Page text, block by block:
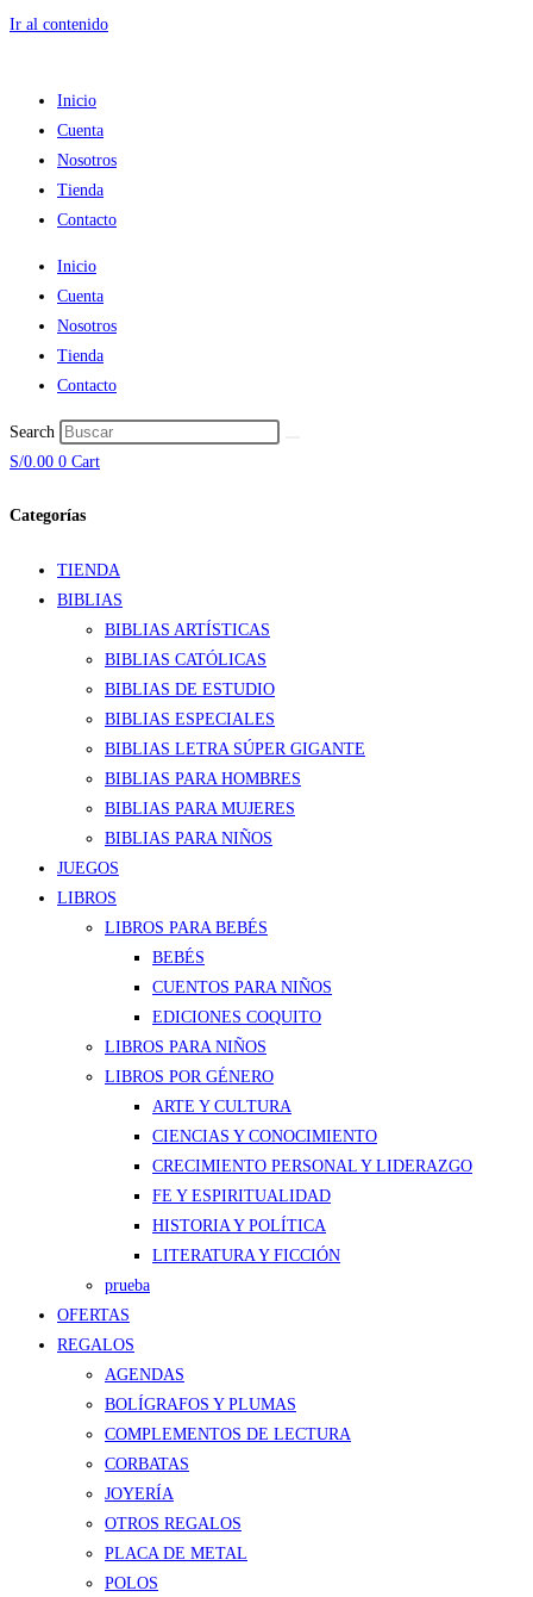
Ir al contenido
Inicio
Cuenta
Nosotros
Tienda
Contacto
Inicio
Cuenta
Nosotros
Tienda
Contacto
Search
S/0.00 0 Cart
Categorías
TIENDA
BIBLIAS
BIBLIAS ARTÍSTICAS
BIBLIAS CATÓLICAS
BIBLIAS DE ESTUDIO
BIBLIAS ESPECIALES
BIBLIAS LETRA SÚPER GIGANTE
BIBLIAS PARA HOMBRES
BIBLIAS PARA MUJERES
BIBLIAS PARA NIÑOS
JUEGOS
LIBROS
LIBROS PARA BEBÉS
BEBÉS
CUENTOS PARA NIÑOS
EDICIONES COQUITO
LIBROS PARA NIÑOS
LIBROS POR GÉNERO
ARTE Y CULTURA
CIENCIAS Y CONOCIMIENTO
CRECIMIENTO PERSONAL Y LIDERAZGO
FE Y ESPIRITUALIDAD
HISTORIA Y POLÍTICA
LITERATURA Y FICCIÓN
prueba
OFERTAS
REGALOS
AGENDAS
BOLÍGRAFOS Y PLUMAS
COMPLEMENTOS DE LECTURA
CORBATAS
JOYERÍA
OTROS REGALOS
PLACA DE METAL
POLOS